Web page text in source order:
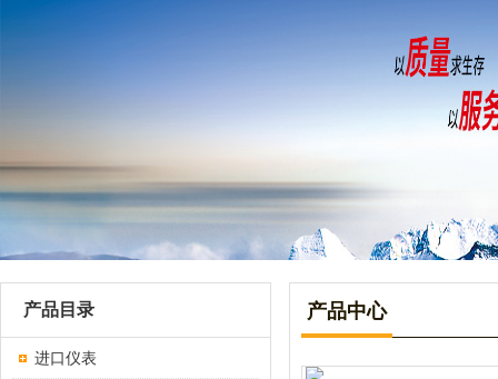
产品目录
进口仪表
产品中心